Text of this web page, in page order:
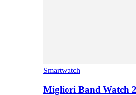
Smartwatch
Migliori Band Watch